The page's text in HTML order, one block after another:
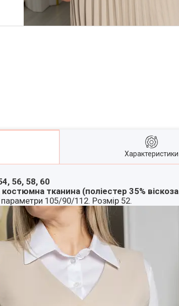
Характеристики
56, 58, 60
тканина (поліестер 35%
105/90/112. Розмір 52.